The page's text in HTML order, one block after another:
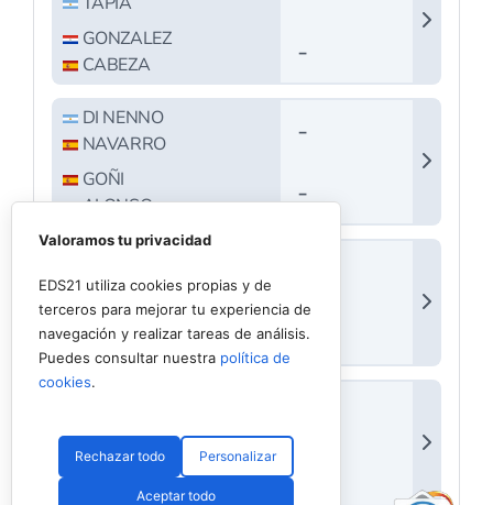
Valoramos tu privacidad
EDS21 utiliza cookies propias y de
terceros para mejorar tu experiencia de
navegación y realizar tareas de análisis.
Puedes consultar nuestra política de
cookies.
Rechazar todo Personalizar
Aceptar todo